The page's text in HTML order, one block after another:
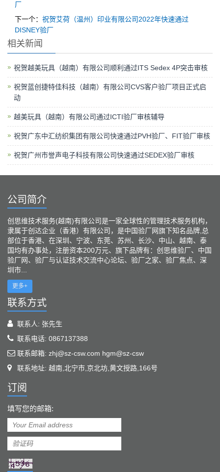
厂
下一个： 祝贺艾荷（温州）印业有限公司2022年快速通过
DISNEY验厂
相关新闻
祝贺越美玩具（越南）有限公司顺利通过ITS Sedex 4P突击审核
祝贺蓝创捷特佳科技（越南）有限公司CVS客户验厂项目正式启
动
越美玩具（越南）有限公司通过ICTI验厂审核辅导
祝贺广东中汇纺织集团有限公司快速通过PVH验厂、FIT验厂审核
祝贺广州市誉声电子科技有限公司快速通过SEDEX验厂审核
公司简介
创思维技术服务(越南)有限公司是一家全球性的管理技术服务机构，
隶属于创达企业（香港）有限公司，是中国验厂网旗下知名品牌,总
部位于香港、在深圳、宁波、东莞、苏州、长沙、中山、越南、泰
国均有办事处，注册资本200万元、旗下品牌有：创思维验厂、中国
验厂网、验厂与认证技术交流中心论坛、验厂之家、验厂焦点、深
圳市...
更多+
联系方式
联系人: 张先生
联系电话: 0867137388
联系邮箱: zhj@sz-csw.com hgm@sz-csw
联系地址: 越南,北宁市,京北坊,黄文授路,166号
订阅
填写您的邮箱: